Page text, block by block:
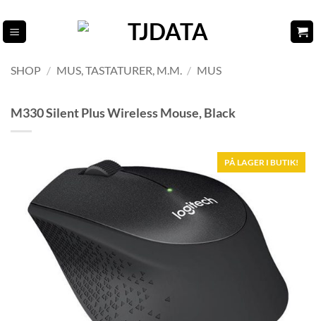
til
indhold
SHOP / MUS, TASTATURER, M.M. / MUS
M330 Silent Plus Wireless Mouse, Black
PÅ LAGER I BUTIK!